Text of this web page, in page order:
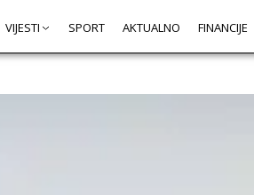
VIJESTI SPORT AKTUALNO FINANCIJE